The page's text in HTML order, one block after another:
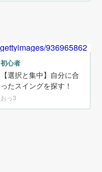
初心者
【選択と集中】自分に合
ったスイングを探す！
おっ3